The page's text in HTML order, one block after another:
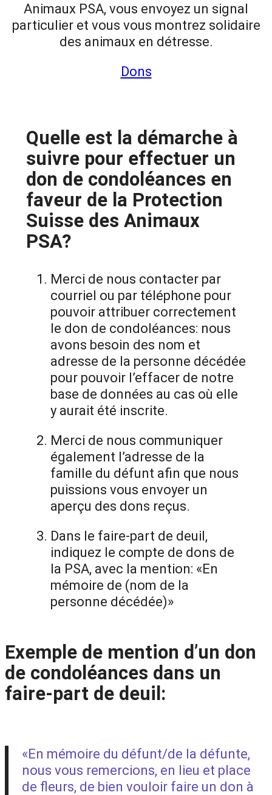
Animaux PSA, vous envoyez un signal
particulier et vous vous montrez solidaire
des animaux en détresse.
Dons
Quelle est la démarche à
suivre pour effectuer un
don de condoléances en
faveur de la Protection
Suisse des Animaux
PSA?
Merci de nous contacter par
courriel ou par téléphone pour
pouvoir attribuer correctement
le don de condoléances: nous
avons besoin des nom et
adresse de la personne décédée
pour pouvoir l’effacer de notre
base de données au cas où elle
y aurait été inscrite.
Merci de nous communiquer
également l’adresse de la
famille du défunt afin que nous
puissions vous envoyer un
aperçu des dons reçus.
Dans le faire-part de deuil,
indiquez le compte de dons de
la PSA, avec la mention: «En
mémoire de (nom de la
personne décédée)»
Exemple de mention d’un don
de condoléances dans un
faire-part de deuil:
«En mémoire du défunt/de la défunte,
nous vous remercions, en lieu et place
de fleurs, de bien vouloir faire un don à